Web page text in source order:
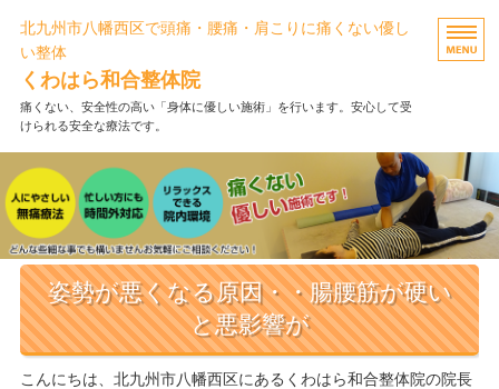
北九州市八幡西区で頭痛・腰痛・肩こりに痛くない優し
い整体
くわはら和合整体院
痛くない、安全性の高い「身体に優しい施術」を行います。安心して受
けられる安全な療法です。
ホーム
施術メニュー・料金
FAQ・お客様の声
当院について
お問い合わせ
姿勢が悪くなる原因・・腸腰筋が硬い
と悪影響が
こんにちは、北九州市八幡西区にあるくわはら和合整体院の院長